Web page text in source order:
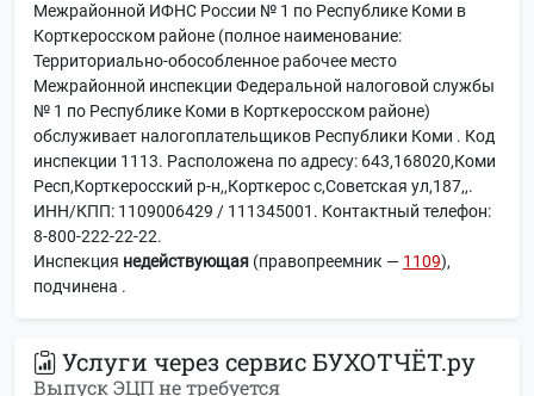
Межрайонной ИФНС России № 1 по Республике Коми в
Корткеросском районе (полное наименование:
Территориально-обособленное рабочее место
Межрайонной инспекции Федеральной налоговой службы
№ 1 по Республике Коми в Корткеросском районе)
обслуживает налогоплательщиков Республики Коми . Код
инспекции 1113. Расположена по адресу: 643,168020,Коми
Респ,Корткеросский р-н,,Корткерос с,Советская ул,187,,.
ИНН/КПП: 1109006429 / 111345001. Контактный телефон:
8-800-222-22-22.
Инспекция недействующая (правопреемник — 1109),
подчинена .
Услуги через сервис БУХОТЧЁТ.ру
Выпуск ЭЦП не требуется